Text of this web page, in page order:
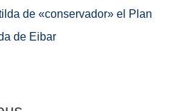
de «conservador» el Plan
de Eibar